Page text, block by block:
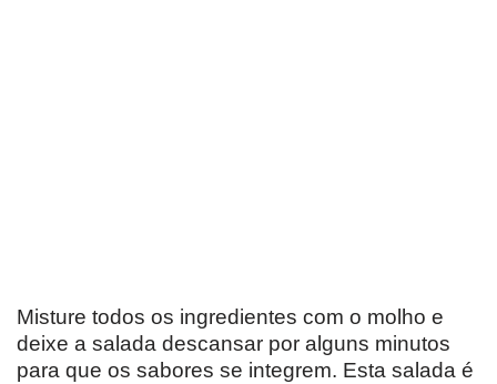
Misture todos os ingredientes com o molho e
deixe a salada descansar por alguns minutos
para que os sabores se integrem. Esta salada é